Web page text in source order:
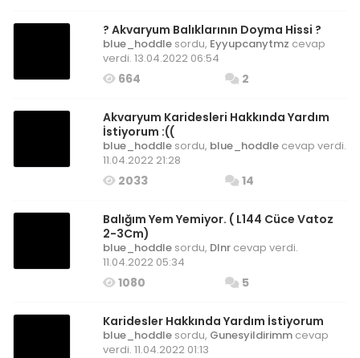
? Akvaryum Balıklarının Doyma Hissi ?
blue_hoddlesordu, Eyyupcanytmz cevap
verdi. 13.04.2022 06:54
2
664
Akvaryum Karidesleri Hakkında Yardım
İstiyorum :((
blue_hoddlesordu, blue_hoddlecevap verdi.
11.04.2022 21:28
14
2033
Balığım Yem Yemiyor. ( L144 Cüce Vatoz
2-3Cm)
blue_hoddlesordu, Dlnrcevap verdi.
11.04.2022 05:34
5
1080
Karidesler Hakkında Yardım İstiyorum
blue_hoddlesordu, Gunesyildirimmcevap
verdi. 11.04.2022 01:13